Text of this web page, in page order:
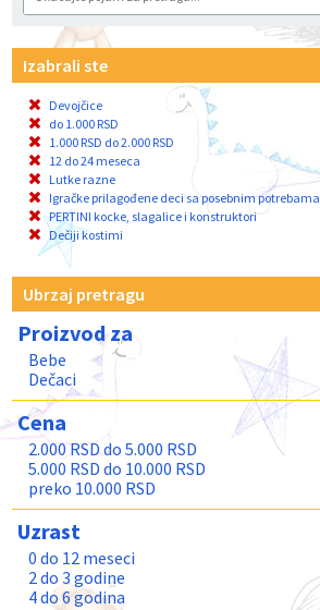
Izabrali ste
Devojčice
do 1.000 RSD
1.000 RSD do 2.000 RSD
12 do 24 meseca
Lutke razne
Igračke prilagođene deci sa posebnim potrebama
PERTINI kocke, slagalice i konstruktori
Dečiji kostimi
Ubrzaj pretragu
Proizvod za
Bebe
Dečaci
Cena
2.000 RSD do 5.000 RSD
5.000 RSD do 10.000 RSD
preko 10.000 RSD
Uzrast
0 do 12 meseci
2 do 3 godine
4 do 6 godina